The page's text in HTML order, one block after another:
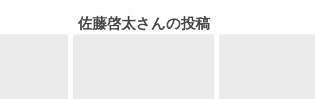
佐藤啓太さんの投稿